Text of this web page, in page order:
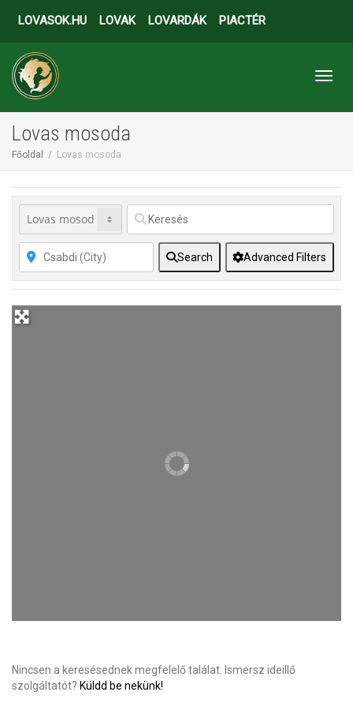
LOVASOK.HU LOVAK LOVARDÁK PIACTÉR
Lovas mosoda
Főoldal Lovas mosoda
Search Advanced Filters
Nincsen a keresésednek megfelelő találat. Ismersz ideillő
szolgáltatót? Küldd be nekünk!